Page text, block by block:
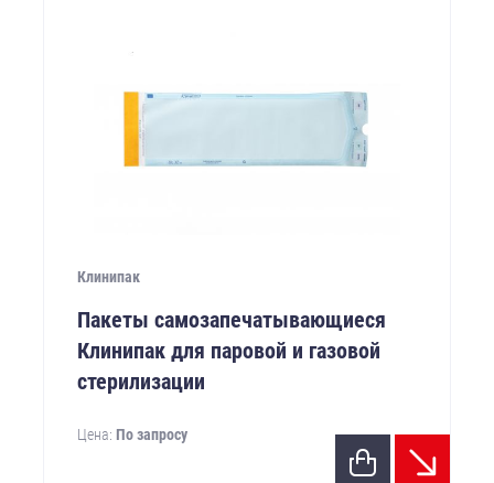
Клинипак
Пакеты самозапечатывающиеся
Клинипак для паровой и газовой
стерилизации
Цена: По запросу